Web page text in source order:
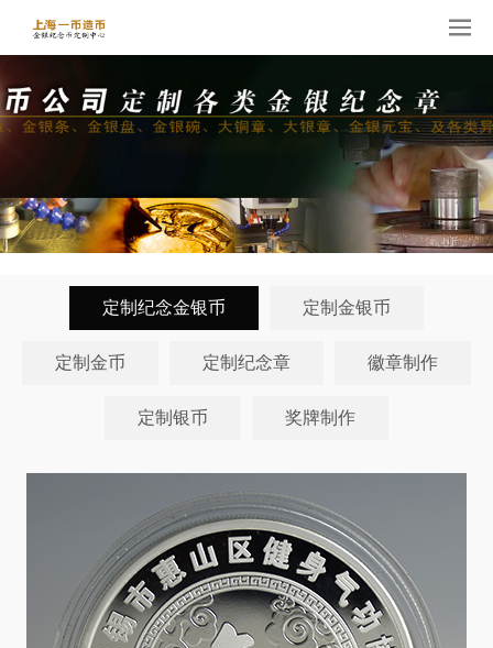
定制纪念金银币 定制金银币
定制金币 定制纪念章 徽章制作
定制银币 奖牌制作